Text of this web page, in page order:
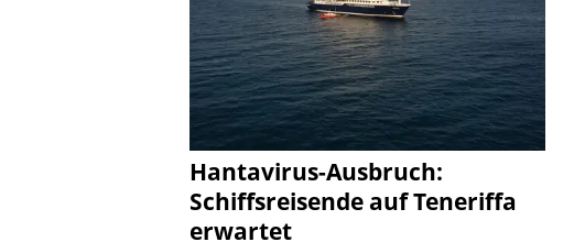
Hantavirus-Ausbruch:
Schiffsreisende auf Teneriffa
erwartet